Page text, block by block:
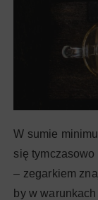
W sumie
się tymczasowo
– zegarkiem
by w